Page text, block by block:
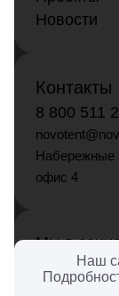
Наш
Новости
Контакты
8 800 511
Набережные
офис 4
Мы в